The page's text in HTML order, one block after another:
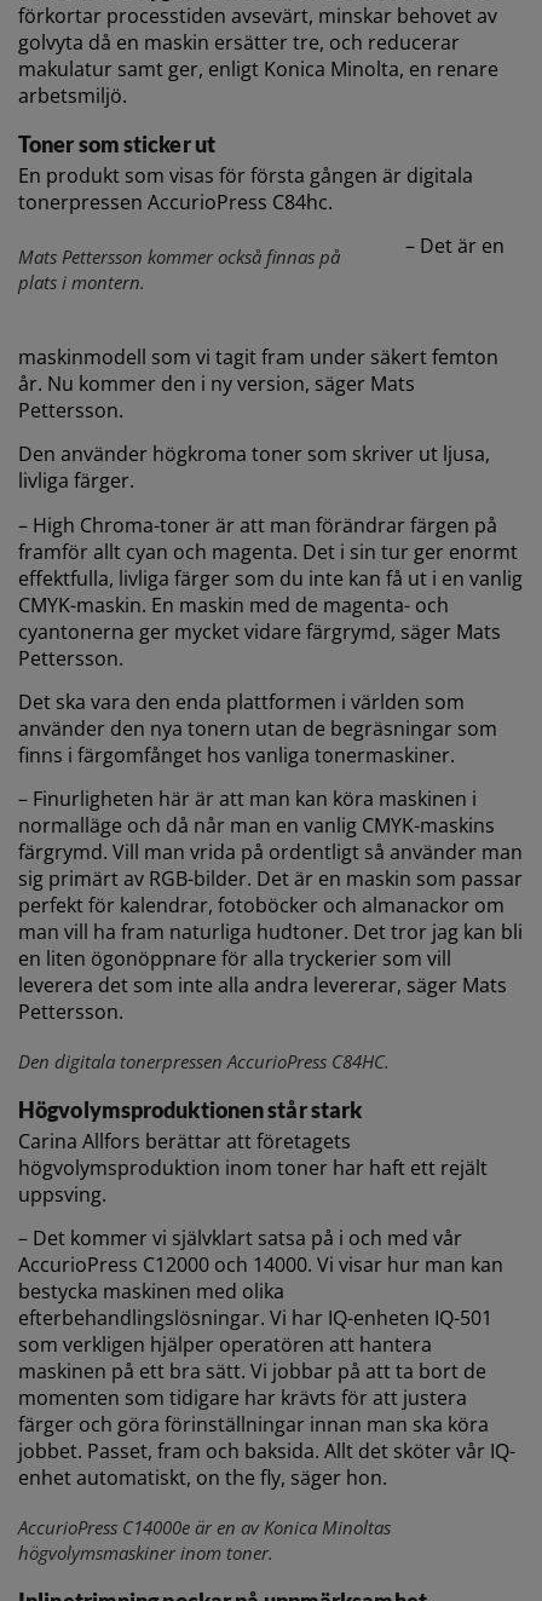
förkortar processtiden avsevärt, minskar behovet av
golvyta då en maskin ersätter tre, och reducerar
makulatur samt ger, enligt Konica Minolta, en renare
arbetsmiljö.
Toner som sticker ut
En produkt som visas för första gången är digitala
tonerpressen AccurioPress C84hc.
Mats Pettersson kommer också finnas på
plats i montern.
– Det är en
maskinmodell som vi tagit fram under säkert femton
år. Nu kommer den i ny version, säger Mats
Pettersson.
Den använder högkroma toner som skriver ut ljusa,
livliga färger.
– High Chroma-toner är att man förändrar färgen på
framför allt cyan och magenta. Det i sin tur ger enormt
effektfulla, livliga färger som du inte kan få ut i en vanlig
CMYK-maskin. En maskin med de magenta- och
cyantonerna ger mycket vidare färgrymd, säger Mats
Pettersson.
Det ska vara den enda plattformen i världen som
använder den nya tonern utan de begräsningar som
finns i färgomfånget hos vanliga tonermaskiner.
– Finurligheten här är att man kan köra maskinen i
normalläge och då når man en vanlig CMYK-maskins
färgrymd. Vill man vrida på ordentligt så använder man
sig primärt av RGB-bilder. Det är en maskin som passar
perfekt för kalendrar, fotoböcker och almanackor om
man vill ha fram naturliga hudtoner. Det tror jag kan bli
en liten ögonöppnare för alla tryckerier som vill
leverera det som inte alla andra levererar, säger Mats
Pettersson.
Den digitala tonerpressen AccurioPress C84HC.
Högvolymsproduktionen står stark
Carina Allfors berättar att företagets
högvolymsproduktion inom toner har haft ett rejält
uppsving.
– Det kommer vi självklart satsa på i och med vår
AccurioPress C12000 och 14000. Vi visar hur man kan
bestycka maskinen med olika
efterbehandlingslösningar. Vi har IQ-enheten IQ-501
som verkligen hjälper operatören att hantera
maskinen på ett bra sätt. Vi jobbar på att ta bort de
momenten som tidigare har krävts för att justera
färger och göra förinställningar innan man ska köra
jobbet. Passet, fram och baksida. Allt det sköter vår IQ-
enhet automatiskt, on the fly, säger hon.
AccurioPress C14000e är en av Konica Minoltas
högvolymsmaskiner inom toner.